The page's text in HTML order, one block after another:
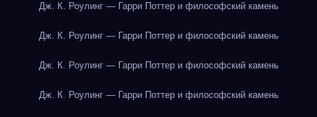
Дж. К. Роулинг — Гарри Поттер и философский камень
Дж. К. Роулинг — Гарри Поттер и философский камень
Дж. К. Роулинг — Гарри Поттер и философский камень
Дж. К. Роулинг — Гарри Поттер и философский камень